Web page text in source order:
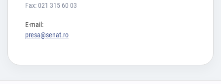
Fax: 021 315 60 03
E-mail:
presa@senat.ro